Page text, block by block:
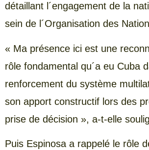
détaillant l´engagement de la
sein de l´Organisation des
« Ma présence ici est une
rôle fondamental qu´a eu Cuba
renforcement du système
son apport constructif lors des
prise de décision », a-t-elle
Puis Espinosa a rappelé le rôle